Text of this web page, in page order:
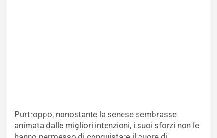
Purtroppo, nonostante la senese sembrasse
animata dalle migliori intenzioni, i suoi sforzi non le